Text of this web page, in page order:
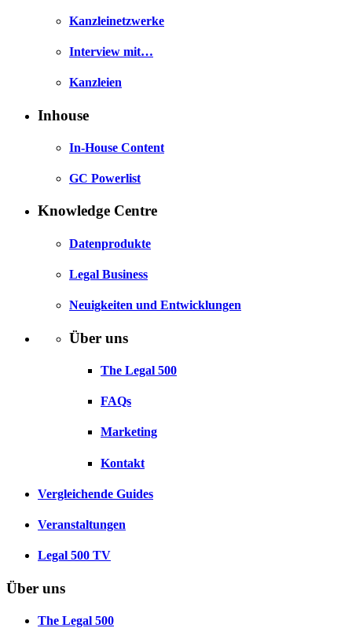
Kanzleinetzwerke
Interview mit…
Kanzleien
Inhouse
In-House Content
GC Powerlist
Knowledge Centre
Datenprodukte
Legal Business
Neuigkeiten und Entwicklungen
Über uns
The Legal 500
FAQs
Marketing
Kontakt
Vergleichende Guides
Veranstaltungen
Legal 500 TV
Über uns
The Legal 500